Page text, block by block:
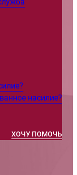
насилие?
ХОЧУ ПОМОЧЬ